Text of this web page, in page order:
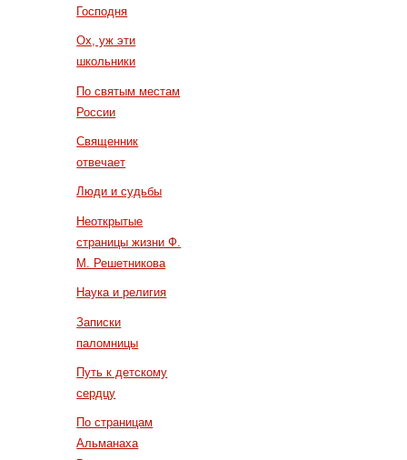
Господня
Ох, уж эти
школьники
По святым местам
России
Священник
отвечает
Люди и судьбы
Неоткрытые
страницы жизни Ф.
М. Решетникова
Наука и религия
Записки
паломницы
Путь к детскому
сердцу
По страницам
Альманаха